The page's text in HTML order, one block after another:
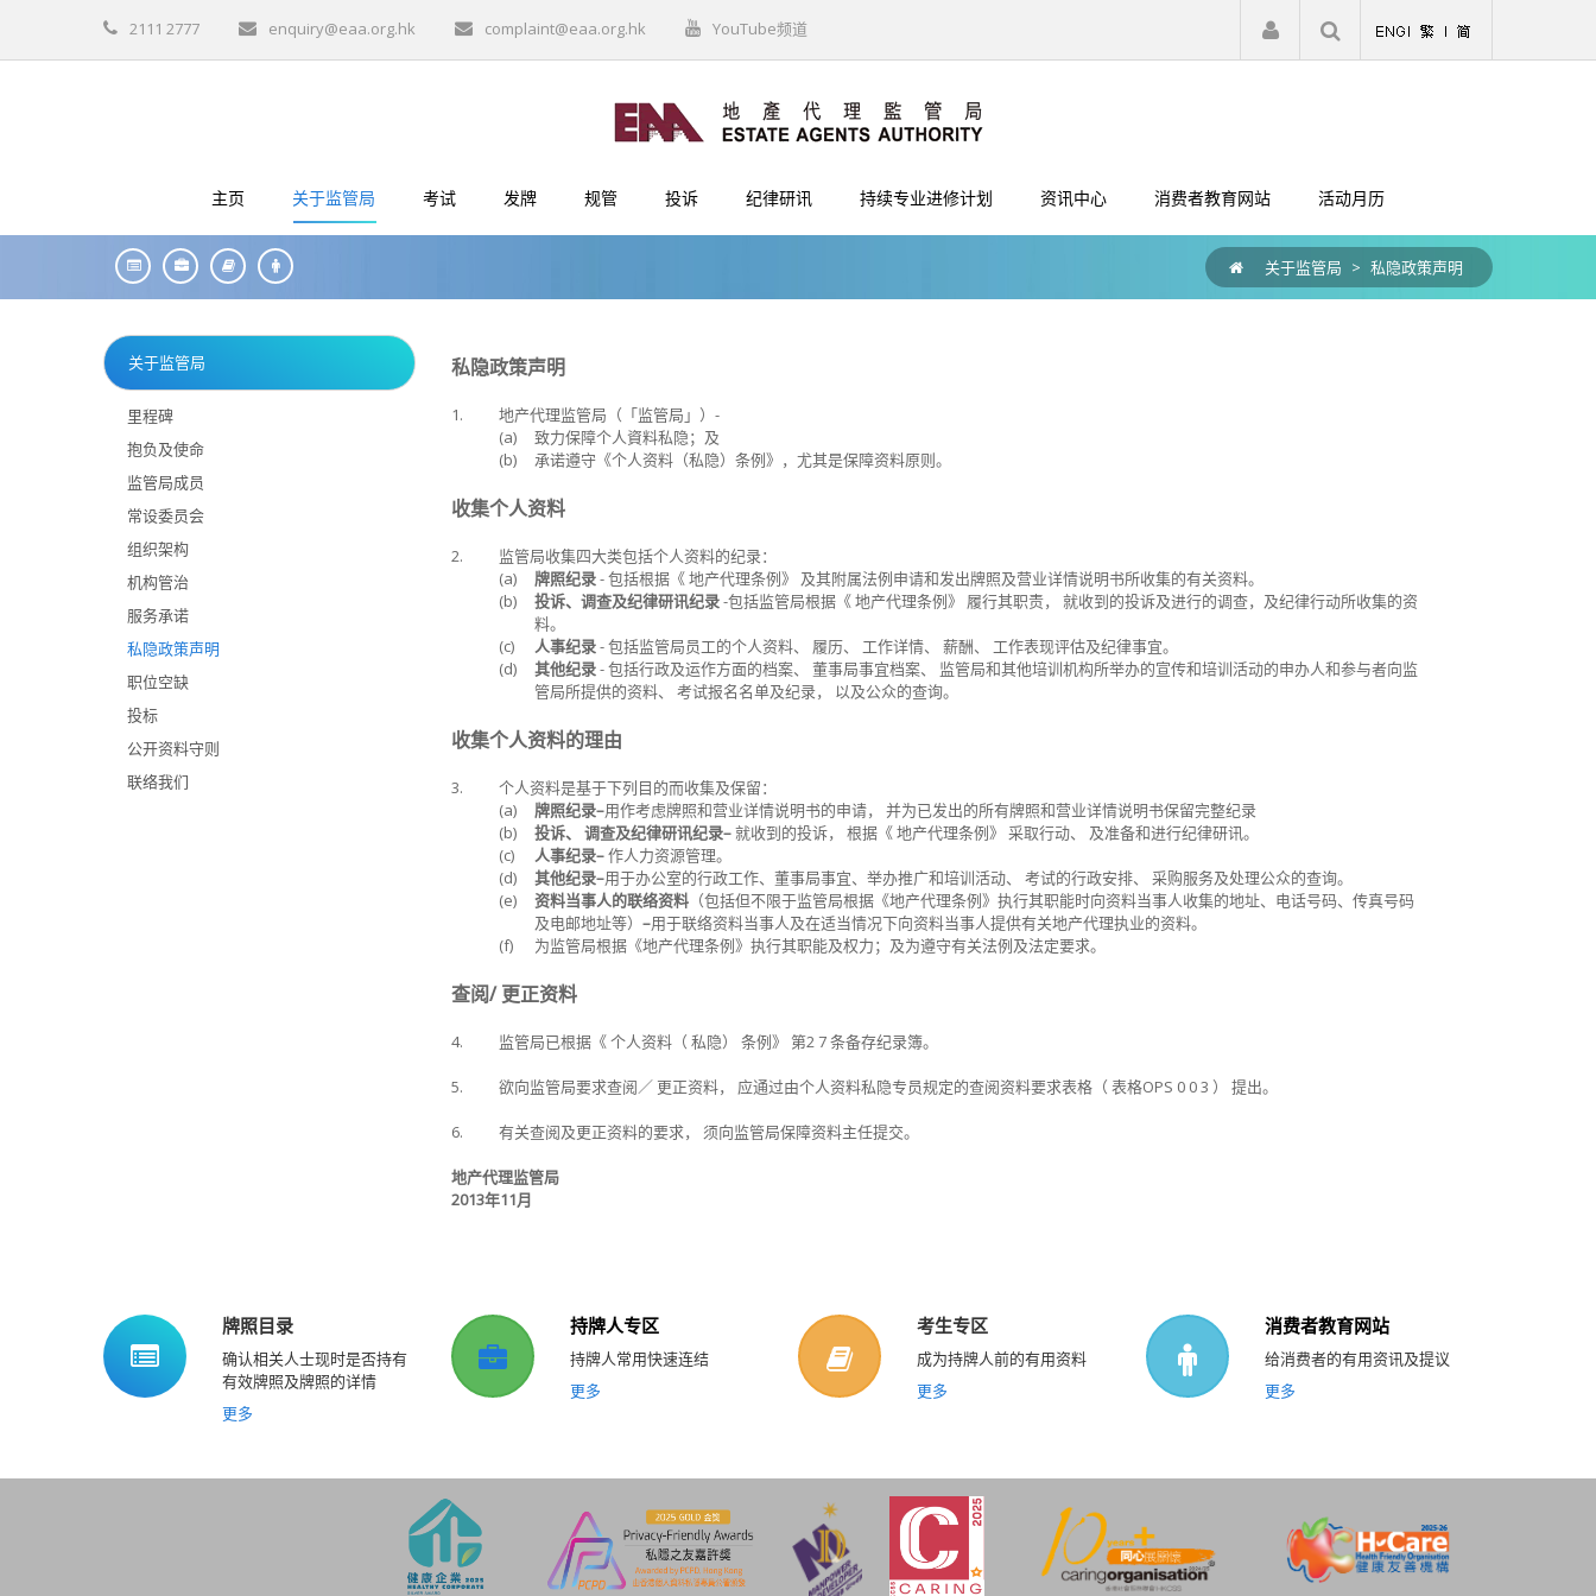
2111 2777 enquiry@eaa.org.hk complaint@eaa.org.hk YouTube频道 注册 登入
主页 关于监管局 考试 发牌 规管 投诉 纪律研讯 持续专业进修计划 资讯中心 消费者教育网站 活动月历
关于监管局 > 私隐政策声明
关于监管局
里程碑
抱负及使命
监管局成员
常设委员会
组织架构
机构管治
服务承诺
私隐政策声明
职位空缺
投标
公开资料守则
联络我们
私隐政策声明
1.
地产代理监管局（「监管局」）-
(a)
致力保障个人資料私隐；及
(b)
承诺遵守《个人资料（私隐）条例》，尤其是保障资料原则。
收集个人资料
2.
监管局收集四大类包括个人资料的纪录：
(a)
牌照纪录- 包括根据《 地产代理条例》 及其附属法例申请和发出牌照及营业详情说明书所收集的有关资料。
(b)
投诉、调查及纪律研讯纪录-包括监管局根据《 地产代理条例》 履行其职责， 就收到的投诉及进行的调查，及纪律行动所收集的资
料。
(c)
人事纪录- 包括监管局员工的个人资料、 履历、 工作详情、 薪酬、 工作表现评估及纪律事宜。
(d)
其他纪录- 包括行政及运作方面的档案、 董事局事宜档案、 监管局和其他培训机构所举办的宣传和培训活动的申办人和参与者向监
管局所提供的资料、 考试报名名单及纪录， 以及公众的查询。
收集个人资料的理由
3.
个人资料是基于下列目的而收集及保留：
(a)
牌照纪录–用作考虑牌照和营业详情说明书的申请， 并为已发出的所有牌照和营业详情说明书保留完整纪录
(b)
投诉、 调查及纪律研讯纪录–就收到的投诉， 根据《 地产代理条例》 采取行动、 及准备和进行纪律研讯。
(c)
人事纪录–作人力资源管理。
(d)
其他纪录–用于办公室的行政工作、董事局事宜、举办推广和培训活动、 考试的行政安排、 采购服务及处理公众的查询。
(e)
资料当事人的联络资料（包括但不限于监管局根据《地产代理条例》执行其职能时向资料当事人收集的地址、电话号码、传真号码
及电邮地址等） –用于联络资料当事人及在适当情况下向资料当事人提供有关地产代理执业的资料。
(f)
为监管局根据《地产代理条例》执行其职能及权力；及为遵守有关法例及法定要求。
查阅/ 更正资料
4. 监管局已根据《 个人资料（ 私隐） 条例》 第2 7 条备存纪录簿。
5. 欲向监管局要求查阅／ 更正资料， 应通过由个人资料私隐专员规定的查阅资料要求表格（ 表格OPS 0 0 3 ） 提出。
6. 有关查阅及更正资料的要求， 须向监管局保障资料主任提交。
地产代理监管局
2013年11月
牌照目录
确认相关人士现时是否持有
有效牌照及牌照的详情
更多
持牌人专区
持牌人常用快速连结
更多
考生专区
成为持牌人前的有用资料
更多
消费者教育网站
给消费者的有用资讯及提议
更多